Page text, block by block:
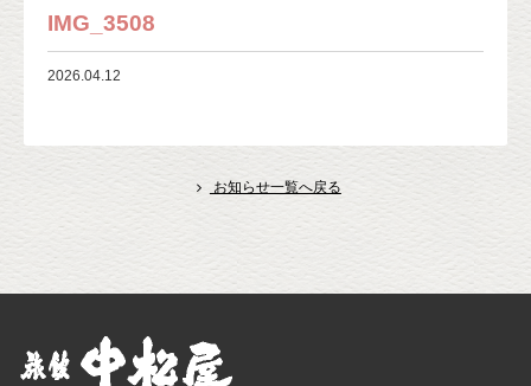
IMG_3508
2026.04.12
お知らせ一覧へ戻る